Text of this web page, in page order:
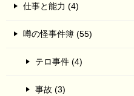
仕事と能力 (4)
噂の怪事件簿 (55)
テロ事件 (4)
事故 (3)